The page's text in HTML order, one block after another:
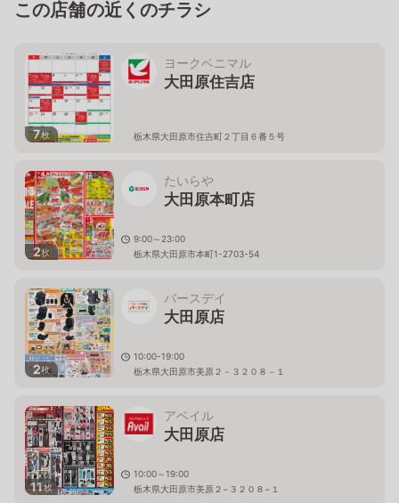
この店舗の近くのチラシ
7枚
ヨークベニマル
大田原住吉店
栃木県大田原市住吉町２丁目６番５号
2枚
たいらや
大田原本町店
9:00～23:00
栃木県大田原市本町1-2703-54
2枚
バースデイ
大田原店
10:00-19:00
栃木県大田原市美原２－３２０８－１
11枚
アベイル
大田原店
10:00～19:00
栃木県大田原市美原２−３２０８−１